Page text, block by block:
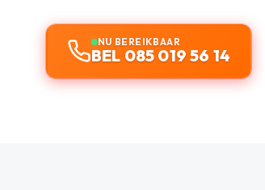
NU BEREIKBAAR
BEL 085 019 56 14